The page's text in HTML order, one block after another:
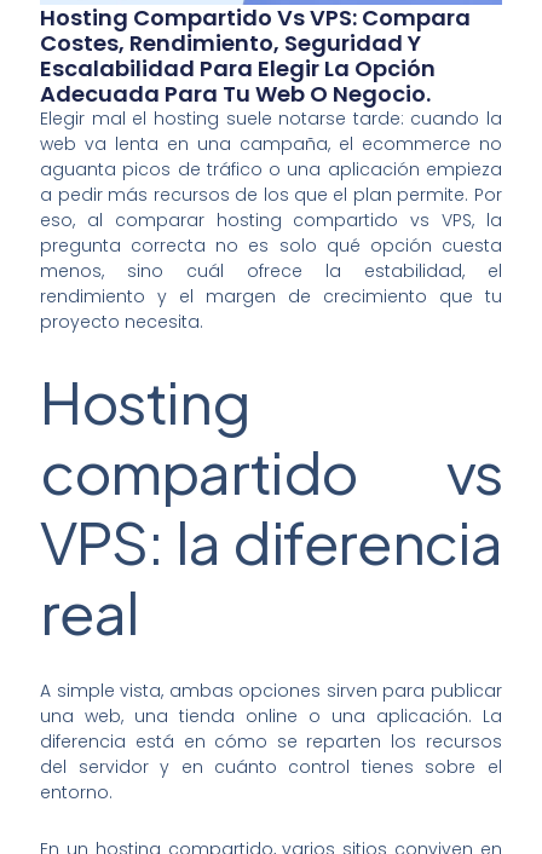
Hosting Compartido Vs VPS: Compara
Costes, Rendimiento, Seguridad Y
Escalabilidad Para Elegir La Opción
Adecuada Para Tu Web O Negocio.
Elegir mal el hosting suele notarse tarde: cuando la
web va lenta en una campaña, el ecommerce no
aguanta picos de tráfico o una aplicación empieza
a pedir más recursos de los que el plan permite. Por
eso, al comparar hosting compartido vs VPS, la
pregunta correcta no es solo qué opción cuesta
menos, sino cuál ofrece la estabilidad, el
rendimiento y el margen de crecimiento que tu
proyecto necesita.
Hosting
compartido vs
VPS: la diferencia
real
A simple vista, ambas opciones sirven para publicar
una web, una tienda online o una aplicación. La
diferencia está en cómo se reparten los recursos
del servidor y en cuánto control tienes sobre el
entorno.
En un hosting compartido, varios sitios conviven en